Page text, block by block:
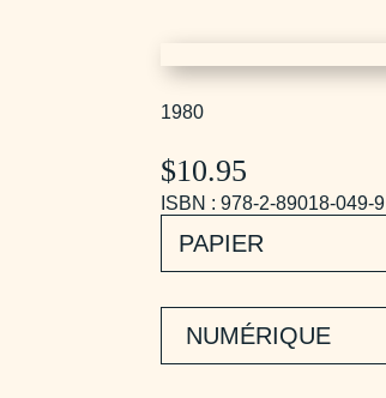
1980
$10.95
ISBN : 978-2-89018-049-9
PAPIER
NUMÉRIQUE